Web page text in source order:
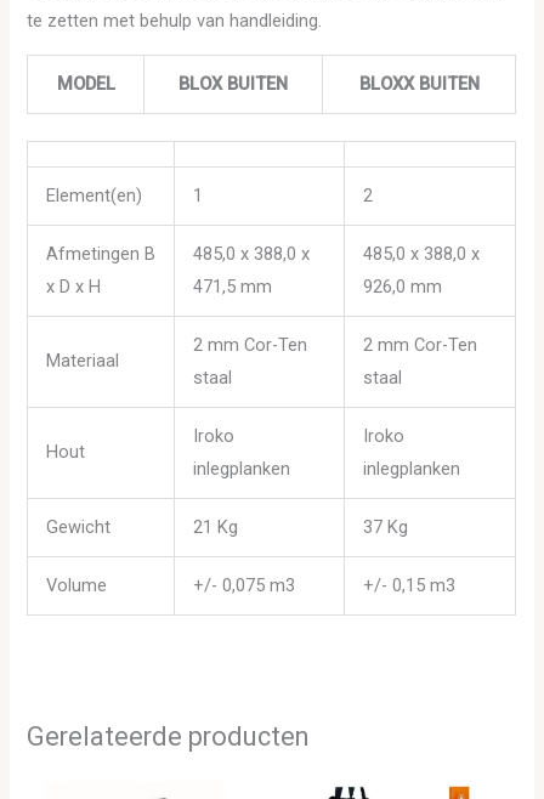
te zetten met behulp van handleiding.
MODEL BLOX BUITEN BLOXX BUITEN
Element(en) 1 2
Afmetingen B
x D x H
485,0 x 388,0 x
471,5 mm
485,0 x 388,0 x
926,0 mm
Materiaal
2 mm Cor-Ten
staal
2 mm Cor-Ten
staal
Hout
Iroko
inlegplanken
Iroko
inlegplanken
Gewicht 21 Kg 37 Kg
Volume +/- 0,075 m3 +/- 0,15 m3
Gerelateerde producten